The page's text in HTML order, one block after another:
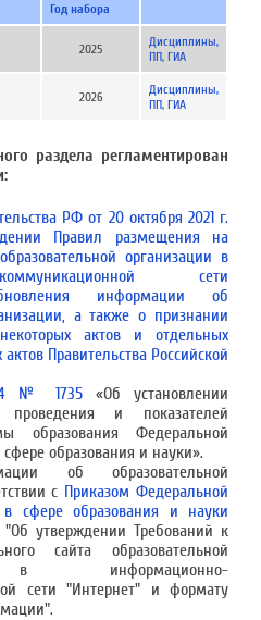
Год набора
2025
Дисциплины,
ПП, ГИА
2026
Дисциплины,
ПП, ГИА
раздела регламентирован
РФ от 20 октября 2021 г.
Правил размещения на
организации в
сети
информации об
а также о признании
актов и отдельных
Правительства Российской
№ 1735 «Об установлении
проведения и показателей
образования Федеральной
образования и науки».
об образовательной
с Приказом Федеральной
сфере образования и науки
"Об утверждении Требований к
сайта образовательной
в информационно-
сети "Интернет" и формату